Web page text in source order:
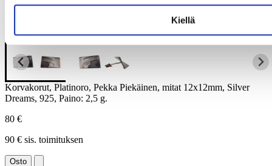
Kiellä
Korvakorut, Platinoro, Pekka Piekäinen, mitat 12x12mm, Silver
Dreams, 925, Paino: 2,5 g.
80 €
90 € sis. toimituksen
Osto